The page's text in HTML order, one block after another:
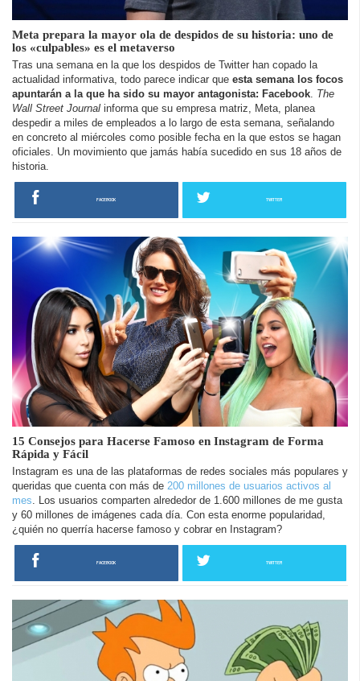
Meta prepara la mayor ola de despidos de su historia: uno de
los «culpables» es el metaverso
Tras una semana en la que los despidos de Twitter han copado la
actualidad informativa, todo parece indicar que esta semana los focos
apuntarán a la que ha sido su mayor antagonista: Facebook The
Wall Street Journal informa que su empresa matriz, Meta, planea
despedir a miles de empleados a lo largo de esta semana, señalando
en concreto al miércoles como posible fecha en la que estos se hagan
oficiales. Un movimiento que jamás había sucedido en sus 18 años de
historia.
FACEBOOK TWITTER
15 Consejos para Hacerse Famoso en Instagram de Forma
Rápida y Fácil
Instagram es una de las plataformas de redes sociales más populares y
queridas que cuenta con más de 200 millones de usuarios activos al
mes . Los usuarios comparten alrededor de 1.600 millones de me gusta
y 60 millones de imágenes cada día. Con esta enorme popularidad,
¿quién no querría hacerse famoso y cobrar en Instagram?
FACEBOOK TWITTER